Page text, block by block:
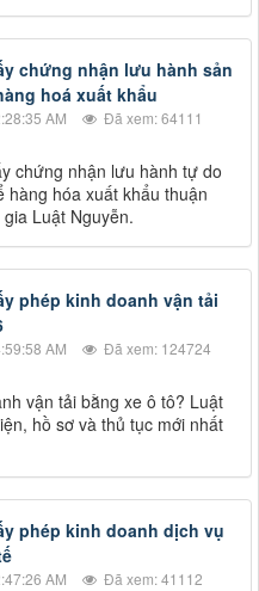
chứng nhận lưu hành sản
hoá xuất khẩu
AM
Đã xem: 64111
chứng nhận lưu hành tự do
hàng hóa xuất khẩu thuận
Luật Nguyễn.
phép kinh doanh vận tải
AM
Đã xem: 124724
vận tải bằng xe ô tô? Luật
hồ sơ và thủ tục mới nhất
phép kinh doanh dịch vụ
AM
Đã xem: 41112